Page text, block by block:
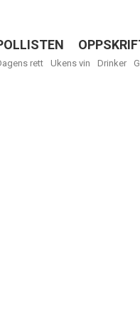
rett Ukens vin Drinker